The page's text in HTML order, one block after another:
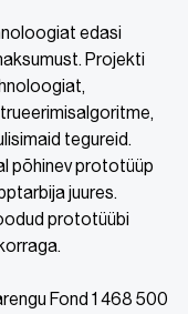
edasi
Projekti
tegureid.
põhinev prototüüp
juures.
prototüübi
Fond 1 468 500